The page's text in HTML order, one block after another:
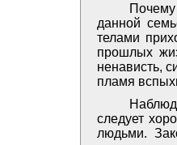
данной
телами
прошлых
ненависть,
пламя
следует
людьми.